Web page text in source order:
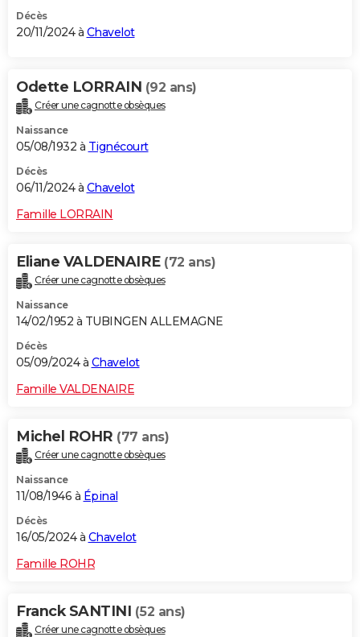
Décès
20/11/2024 à Chavelot
Odette LORRAIN (92 ans)
Créer une cagnotte obsèques
Naissance
05/08/1932 à Tignécourt
Décès
06/11/2024 à Chavelot
Famille LORRAIN
Eliane VALDENAIRE (72 ans)
Créer une cagnotte obsèques
Naissance
14/02/1952 à TUBINGEN ALLEMAGNE
Décès
05/09/2024 à Chavelot
Famille VALDENAIRE
Michel ROHR (77 ans)
Créer une cagnotte obsèques
Naissance
11/08/1946 à Épinal
Décès
16/05/2024 à Chavelot
Famille ROHR
Franck SANTINI (52 ans)
Créer une cagnotte obsèques